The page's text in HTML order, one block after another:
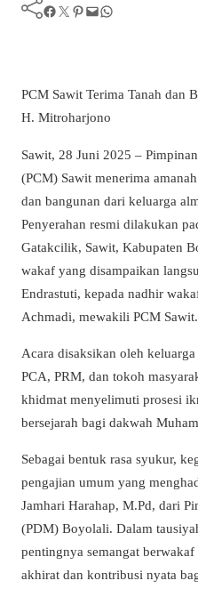
Facebook Twitter Pinterest Mail WhatsApp
PCM Sawit Terima Tanah dan
H. Mitroharjono
Sawit, 28 Juni 2025 –
(PCM) Sawit menerima
dan bangunan dari keluarga
Penyerahan resmi dilakukan
Gatakcilik, Sawit, Kabupaten
wakaf yang disampaikan
Endrastuti, kepada nadhir
Achmadi, mewakili PCM Sawit.
Acara disaksikan oleh
PCA, PRM, dan tokoh
khidmat menyelimuti prosesi
bersejarah bagi dakwah
Sebagai bentuk rasa syukur,
pengajian umum yang
Jamhari Harahap, M.Pd, dari
(PDM) Boyolali. Dalam
pentingnya semangat
akhirat dan kontribusi nyata